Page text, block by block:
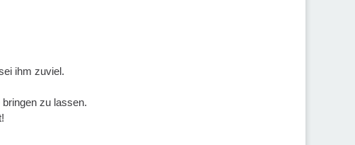
ihm zuviel.
zu lassen.